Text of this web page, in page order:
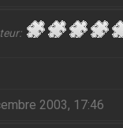
2003, 17:46